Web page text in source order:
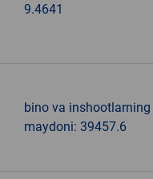
9.4641
bino va
maydoni: 39457.6